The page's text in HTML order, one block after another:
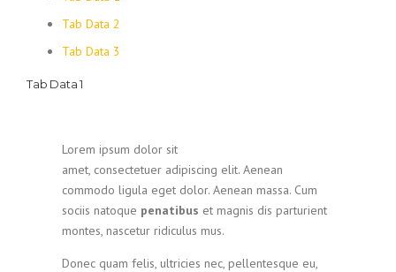
Tab Data 2
Tab Data 3
Tab Data 1
Lorem ipsum dolor sit
amet, consectetuer adipiscing elit. Aenean
commodo ligula eget dolor. Aenean massa. Cum
sociis natoque penatibus et magnis dis parturient
montes, nascetur ridiculus mus.
Donec quam felis, ultricies nec, pellentesque eu,